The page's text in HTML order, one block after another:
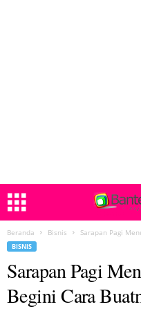
Beranda Bisnis Sarapan Pagi
BISNIS
Sarapan Pagi
Begini Cara